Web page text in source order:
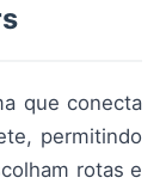
que conecta
permitindo
rotas e